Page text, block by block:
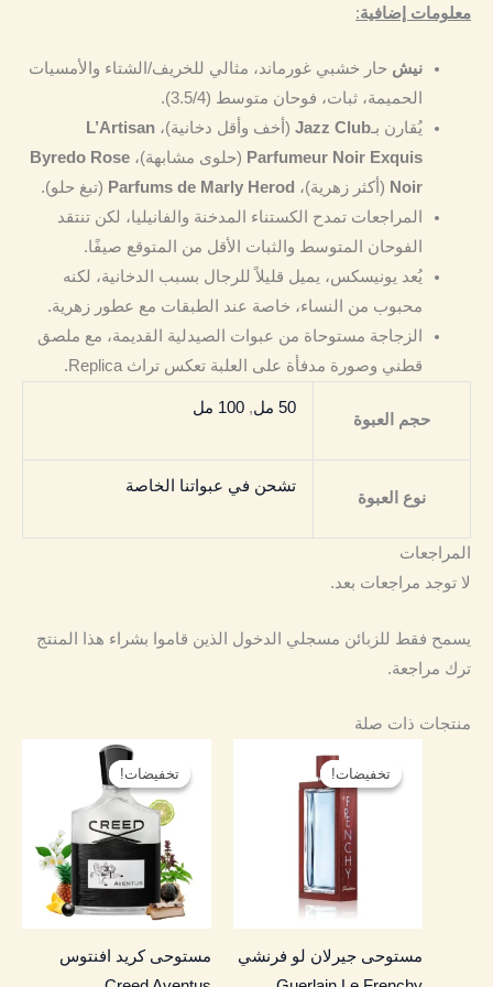
معلومات إضافية:
نيش حار خشبي غورماند، مثالي للخريف/الشتاء والأمسيات
الحميمة، ثبات، فوحان متوسط (3.5/4).
يُقارن بـJazz Club(أخف وأقل دخانية)، L’Artisan
Parfumeur Noir Exquis (حلوى مشابهة)، Byredo Rose
Noir (أكثر زهرية)، Parfums de Marly Herod (تبغ حلو).
المراجعات تمدح الكستناء المدخنة والفانيليا، لكن تنتقد
الفوحان المتوسط والثبات الأقل من المتوقع صيفًا.
يُعد يونيسكس، يميل قليلاً للرجال بسبب الدخانية، لكنه
محبوب من النساء، خاصة عند الطبقات مع عطور زهرية.
الزجاجة مستوحاة من عبوات الصيدلية القديمة، مع ملصق
قطني وصورة مدفأة على العلبة تعكس تراث Replica.
حجم العبوة
50 مل , 100 مل
نوع العبوة
تشحن في عبواتنا الخاصة
المراجعات
لا توجد مراجعات بعد.
يسمح فقط للزبائن مسجلي الدخول الذين قاموا بشراء هذا المنتج
ترك مراجعة.
منتجات ذات صلة
تخفيضات!
تخفيضات!
مستوحى جيرلان لو فرنشي
من
خلال
هناك
العديد
من
الأشكال
المختلفة
لهذا
المنتج.
يمكن
تخفيضات!
تخفيضات!
مستوحى كريد افنتوس
السعر:
خلال
⁦ر.س 95⁩
هناك
العديد
الأشكال
المختلفة
المنتج.
يمكن